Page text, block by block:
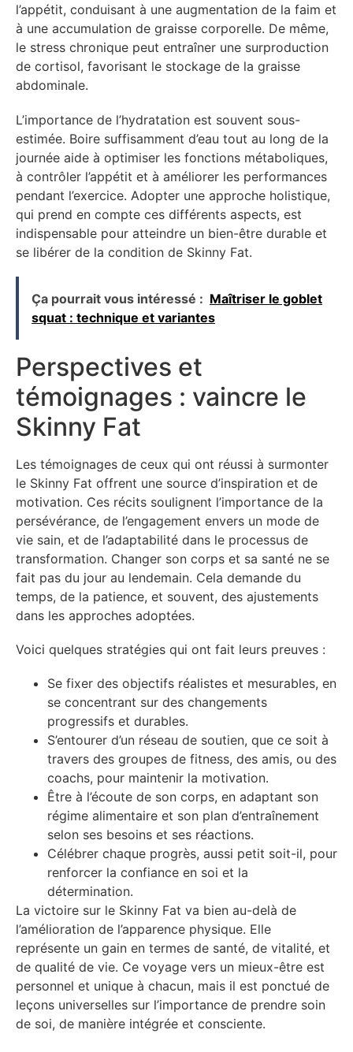
l’appétit, conduisant à une augmentation de la faim et
à une accumulation de graisse corporelle. De même,
le stress chronique peut entraîner une surproduction
de cortisol, favorisant le stockage de la graisse
abdominale.
L’importance de l’hydratation est souvent sous-
estimée. Boire suffisamment d’eau tout au long de la
journée aide à optimiser les fonctions métaboliques,
à contrôler l’appétit et à améliorer les performances
pendant l’exercice. Adopter une approche holistique,
qui prend en compte ces différents aspects, est
indispensable pour atteindre un bien-être durable et
se libérer de la condition de Skinny Fat.
Ça pourrait vous intéressé : Maîtriser le goblet
squat : technique et variantes
Perspectives et
témoignages : vaincre le
Skinny Fat
Les témoignages de ceux qui ont réussi à surmonter
le Skinny Fat offrent une source d’inspiration et de
motivation. Ces récits soulignent l’importance de la
persévérance, de l’engagement envers un mode de
vie sain, et de l’adaptabilité dans le processus de
transformation. Changer son corps et sa santé ne se
fait pas du jour au lendemain. Cela demande du
temps, de la patience, et souvent, des ajustements
dans les approches adoptées.
Voici quelques stratégies qui ont fait leurs preuves :
Se fixer des objectifs réalistes et mesurables, en
se concentrant sur des changements
progressifs et durables.
S’entourer d’un réseau de soutien, que ce soit à
travers des groupes de fitness, des amis, ou des
coachs, pour maintenir la motivation.
Être à l’écoute de son corps, en adaptant son
régime alimentaire et son plan d’entraînement
selon ses besoins et ses réactions.
Célébrer chaque progrès, aussi petit soit-il, pour
renforcer la confiance en soi et la
détermination.
La victoire sur le Skinny Fat va bien au-delà de
l’amélioration de l’apparence physique. Elle
représente un gain en termes de santé, de vitalité, et
de qualité de vie. Ce voyage vers un mieux-être est
personnel et unique à chacun, mais il est ponctué de
leçons universelles sur l’importance de prendre soin
de soi, de manière intégrée et consciente.